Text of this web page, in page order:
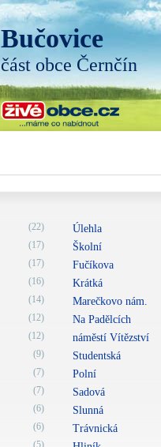
Bučovice
část obce Černčín
(22)
(17)
(17)
(16)
(14)
(12)
(12)
(9)
(7)
(7)
(6)
(6)
Úlehla
Školní
Fučíkova
Krátká
Marečkovo nám.
Na Padělcích
náměstí Vítězství
Studentská
Polní
Sadová
Slunná
Trávnická